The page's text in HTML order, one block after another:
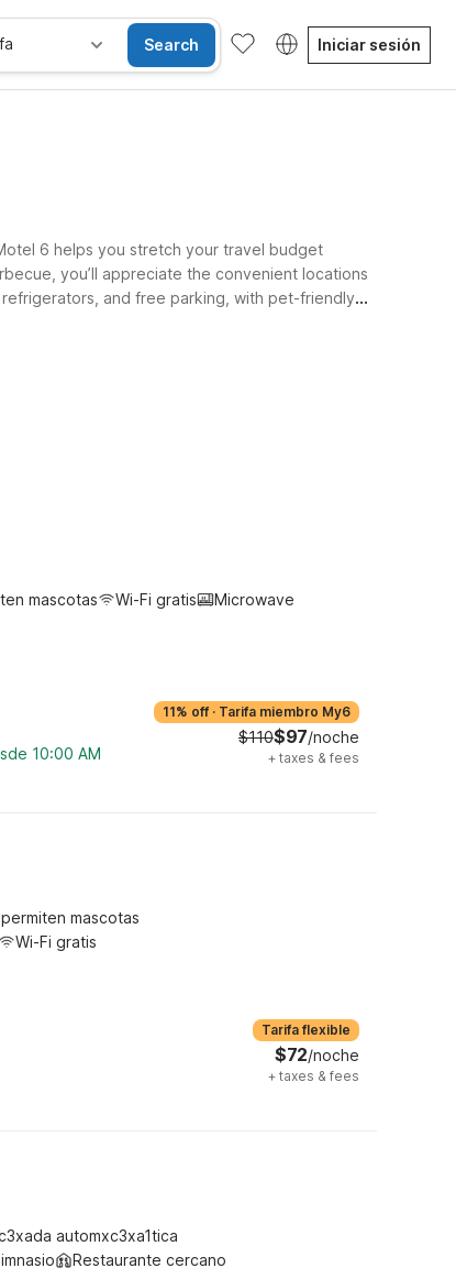
Search Iniciar sesión
6 helps you stretch your travel budget
you’ll appreciate the convenient locations
and free parking, with pet-friendly
mascotas Wi-Fi gratis Microwave
10:00 AM
11% off · Tarifa miembro My6
$110$97/noche
+ taxes & fees
mascotas
Wi-Fi gratis
Tarifa flexible
$72/noche
+ taxes & fees
automxc3xa1tica
Restaurante cercano